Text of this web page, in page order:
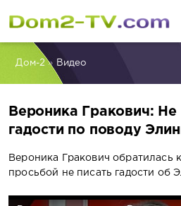
Дом-2» Видео
Вероника Гракович: Не
гадости по поводу
Вероника Гракович обратилась
просьбой не писать гадости об